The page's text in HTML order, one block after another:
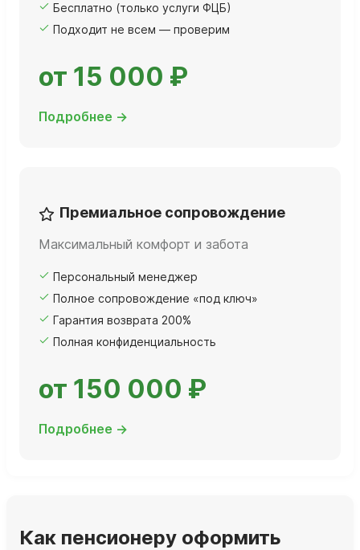
Бесплатно (только услуги ФЦБ)
Подходит не всем — проверим
от 15 000 ₽
Подробнее →
Премиальное сопровождение
Максимальный комфорт и забота
Персональный менеджер
Полное сопровождение «под ключ»
Гарантия возврата 200%
Полная конфиденциальность
от 150 000 ₽
Подробнее →
Как пенсионеру оформить